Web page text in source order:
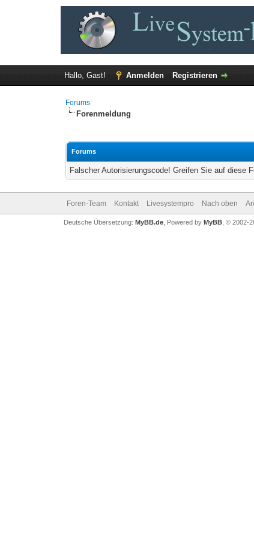
Hallo, Gast! Anmelden Registrieren
Forums
Forenmeldung
Forums
Falscher Autorisierungscode! Greifen Sie auf diese
Foren-Team Kontakt Livesystempro Nach oben
Deutsche Übersetzung: MyBB.de, Powered by MyBB, © 2002-